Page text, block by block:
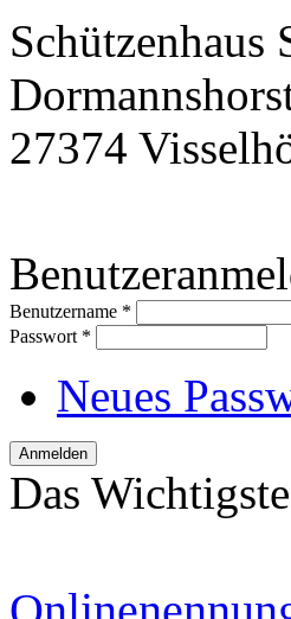
Schützenhaus
27374
Benutzername *
Passwort *
Neues
Das